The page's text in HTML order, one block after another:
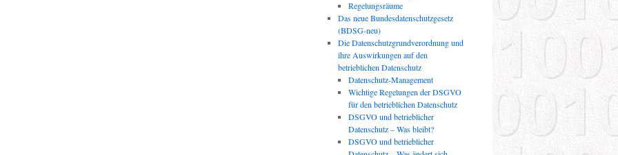
Regelungsräume
Das neue Bundesdatenschutzgesetz
(BDSG-neu)
Die Datenschutzgrundverordnung und
ihre Auswirkungen auf den
betrieblichen Datenschutz
Datenschutz-Management
Wichtige Regelungen der DSGVO
für den betrieblichen Datenschutz
DSGVO und betrieblicher
Datenschutz – Was bleibt?
DSGVO und betrieblicher